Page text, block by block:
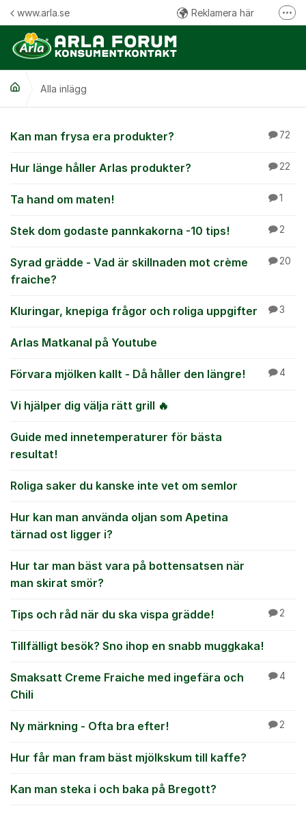
Hoppa till innehåll
www.arla.se Reklamera här
Följ oss på Facebook
Alla inlägg
Alla inlägg
Kan man frysa era produkter? 72
Hur länge håller Arlas produkter? 22
Ta hand om maten! 1
Stek dom godaste pannkakorna -10 tips! 2
Syrad grädde - Vad är skillnaden mot crème
fraiche?
20
Kluringar, knepiga frågor och roliga uppgifter 3
Arlas Matkanal på Youtube
Förvara mjölken kallt - Då håller den längre! 4
Vi hjälper dig välja rätt grill 🔥
Guide med innetemperaturer för bästa
resultat!
Roliga saker du kanske inte vet om semlor
Hur kan man använda oljan som Apetina
tärnad ost ligger i?
Hur tar man bäst vara på bottensatsen när
man skirat smör?
Tips och råd när du ska vispa grädde! 2
Tillfälligt besök? Sno ihop en snabb muggkaka!
Smaksatt Creme Fraiche med ingefära och
Chili
4
Ny märkning - Ofta bra efter! 2
Hur får man fram bäst mjölkskum till kaffe?
Kan man steka i och baka på Bregott?